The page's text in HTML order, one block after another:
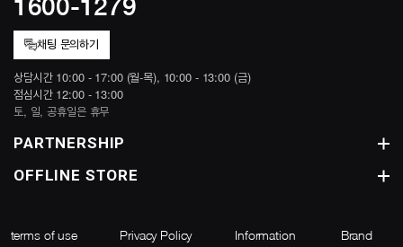
채팅 문의하기
상담시간 10:00 - 17:00 (월-목), 10:00 - 13:00 (금)
점심시간 12:00 - 13:00
토, 일, 공휴일은 휴무
PARTNERSHIP
OFFLINE STORE
terms of use Privacy Policy Information Brand